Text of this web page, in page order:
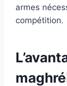
armes
compétition.